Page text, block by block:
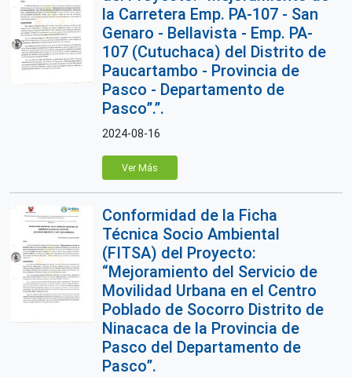
la Carretera Emp. PA-107 - San
Genaro - Bellavista - Emp. PA-
107 (Cutuchaca) del Distrito de
Paucartambo - Provincia de
Pasco - Departamento de
Pasco”.”.
2024-08-16
Ver Más
Conformidad de la Ficha
Técnica Socio Ambiental
(FITSA) del Proyecto:
“Mejoramiento del Servicio de
Movilidad Urbana en el Centro
Poblado de Socorro Distrito de
Ninacaca de la Provincia de
Pasco del Departamento de
Pasco”.